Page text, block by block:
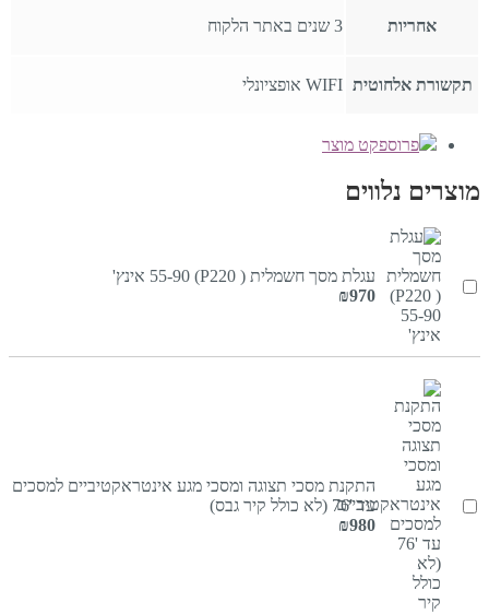
אחריות 3 שנים באתר הלקוח
תקשורת אלחוטית WIFI אופציונלי
פרוספקט מוצר
מוצרים נלווים
עגלת מסך חשמלית ( P220) 55-90 אינץ'
₪970
התקנת מסכי תצוגה ומסכי מגע אינטראקטיביים למסכים
עד '76 (לא כולל קיר גבס)
₪980